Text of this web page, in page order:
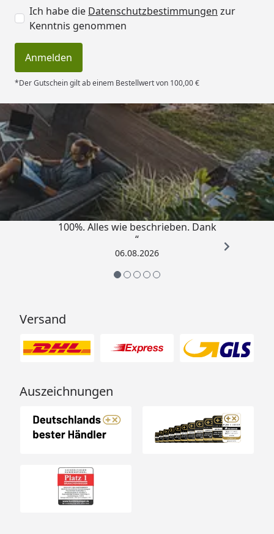
Ich habe die Datenschutzbestimmungen zur
Kenntnis genommen
Anmelden
*Der Gutschein gilt ab einem Bestellwert von 100,00 €
Trusted Shops
4,83/ 5
„Super schnell gelifert. Ware passt
100%. Alles wie beschrieben. Dank
“
06.08.2026
Versand
Auszeichnungen